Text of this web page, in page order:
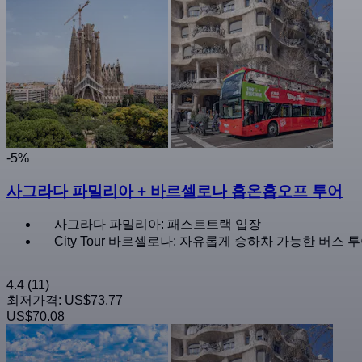
-5%
사그라다 파밀리아 + 바르셀로나 홉온홉오프 투어
사그라다 파밀리아: 패스트트랙 입장
City Tour 바르셀로나: 자유롭게 승하차 가능한 버스
4.4 (11)
최저가격: US$73.77
US$70.08